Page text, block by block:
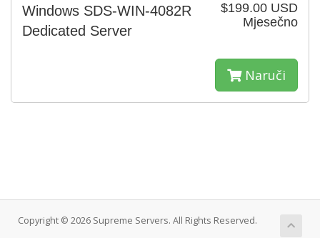
$199.00 USD
Mjesečno
Windows SDS-WIN-4082R
Dedicated Server
Naruči
Copyright © 2026 Supreme Servers. All Rights Reserved.